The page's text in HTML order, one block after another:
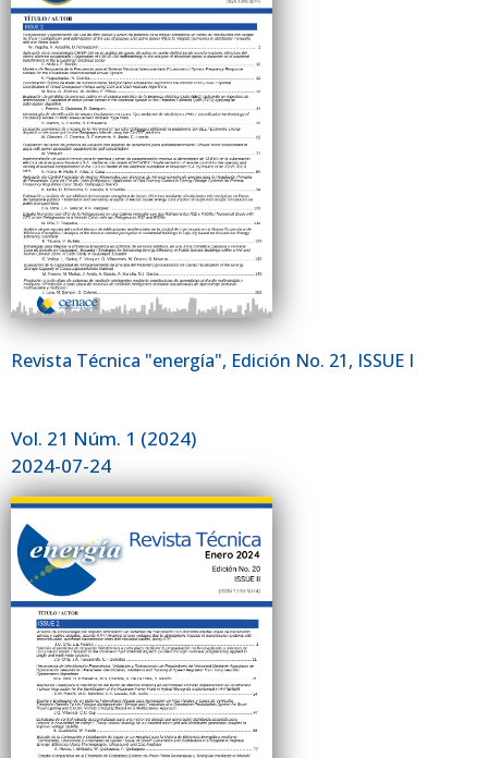
Revista Técnica "energía", Edición No. 21, ISSUE I
Vol. 21 Núm. 1 (2024)
2024-07-24